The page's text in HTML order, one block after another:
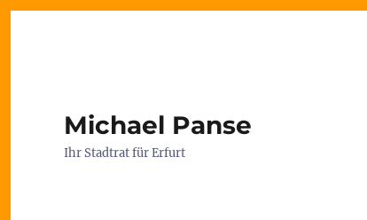
Michael Panse
Ihr Stadtrat für Erfurt